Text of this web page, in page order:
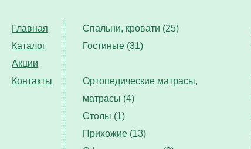
Главная
Каталог
Акции
Контакты
Спальни, кровати (25)
Гостиные (31)
Ортопедические матрасы,
матрасы (4)
Столы (1)
Прихожие (13)